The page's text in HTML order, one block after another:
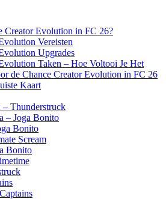
Creator Evolution in FC 26?
Vereisten
Upgrades
Taken – Hoe Voltooi Je Het
de Chance Creator Evolution in FC 26
Kaart
– Thunderstruck
– Joga Bonito
Bonito
Scream
Bonito